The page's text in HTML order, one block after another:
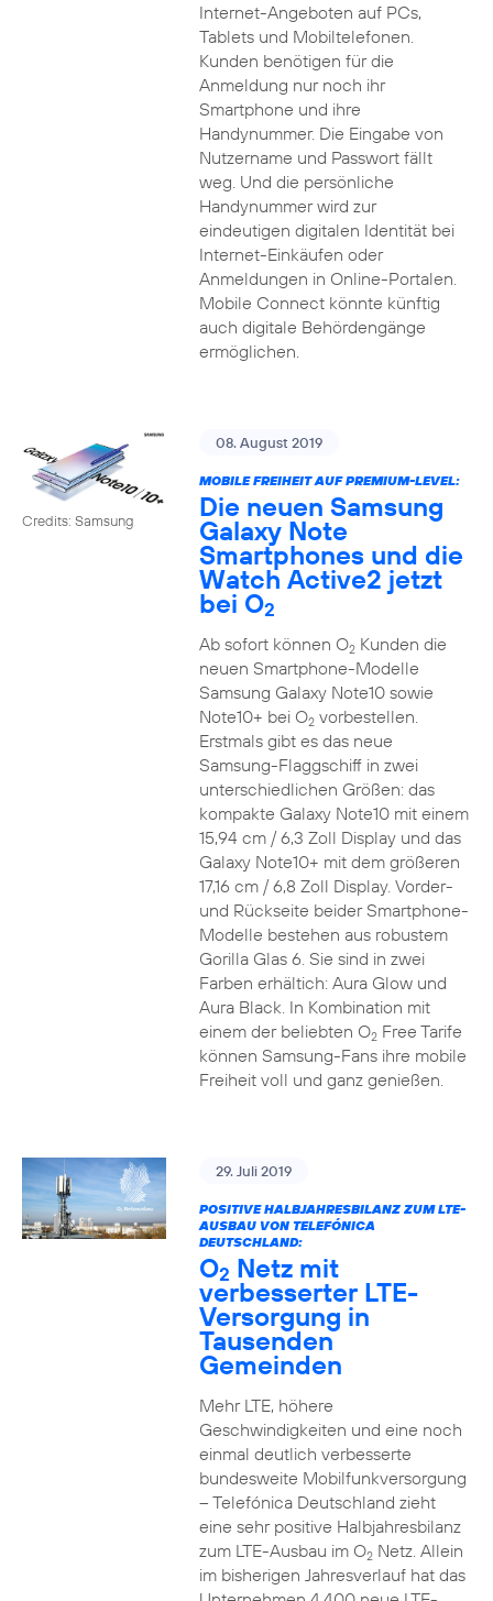
Internet-Angeboten auf PCs,
Tablets und Mobiltelefonen.
Kunden benötigen für die
Anmeldung nur noch ihr
Smartphone und ihre
Handynummer. Die Eingabe von
Nutzername und Passwort fällt
weg. Und die persönliche
Handynummer wird zur
eindeutigen digitalen Identität bei
Internet-Einkäufen oder
Anmeldungen in Online-Portalen.
Mobile Connect könnte künftig
auch digitale Behördengänge
ermöglichen.
Credits: Samsung
08. August 2019
MOBILE FREIHEIT AUF PREMIUM-LEVEL:
Die neuen Samsung
Galaxy Note
Smartphones und die
Watch Active2 jetzt
bei O2
Ab sofort können O2Kunden die
neuen Smartphone-Modelle
Samsung Galaxy Note10 sowie
Note10+ bei O2vorbestellen.
Erstmals gibt es das neue
Samsung-Flaggschiff in zwei
unterschiedlichen Größen: das
kompakte Galaxy Note10 mit einem
15,94 cm / 6,3 Zoll Display und das
Galaxy Note10+ mit dem größeren
17,16 cm / 6,8 Zoll Display. Vorder-
und Rückseite beider Smartphone-
Modelle bestehen aus robustem
Gorilla Glas 6. Sie sind in zwei
Farben erhältich: Aura Glow und
Aura Black. In Kombination mit
einem der beliebten O2Free Tarife
können Samsung-Fans ihre mobile
Freiheit voll und ganz genießen.
29. Juli 2019
POSITIVE HALBJAHRESBILANZ ZUM LTE-
AUSBAU VON TELEFÓNICA
DEUTSCHLAND:
O2 Netz mit
verbesserter LTE-
Versorgung in
Tausenden
Gemeinden
Mehr LTE, höhere
Geschwindigkeiten und eine noch
einmal deutlich verbesserte
bundesweite Mobilfunkversorgung
– Telefónica Deutschland zieht
eine sehr positive Halbjahresbilanz
zum LTE-Ausbau im O2Netz. Allein
im bisherigen Jahresverlauf hat das